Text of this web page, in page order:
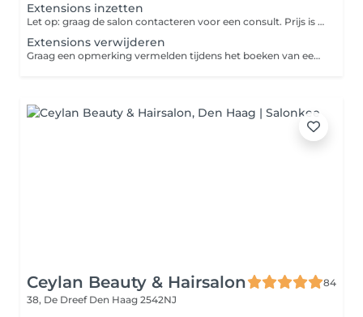
Extensions inzetten
Let op: graag de salon contacteren voor een consult. Prijs is volledig afhankelijk van lengte, hoeveelheid/gram, kleur en type extensions. Prijs indicatie wordt gegevens na consult en moet worden beschouwd als indicatie. Graag een opmerking vermelden tijdens het boeken van een afspraak om hoeveel stuks extensions het gaat. Algemene informatie: Nieuwe set extensions hebben wij een prijslijst voor. Verwijderen van extensions kost €0,50 per stuk. Verwijderen en inzetten van ons eigen merk kost €2,00 per stuk. Verwijderen en inzetten van haar wat u ergens anders gekocht heeft kost €2,50 per stuk.
Extensions verwijderen
Graag een opmerking vermelden tijdens het boeken van een afspraak om hoeveel stuks extensions het gaat. Algemene informatie: Nieuwe set extensions hebben wij een prijslijst voor. Verwijderen van extensions kost €0,50 per stuk. Verwijderen en inzetten van ons eigen merk kost €2,00 per stuk. Verwijderen en inzetten van haar wat u ergens anders gekocht heeft kost €2,50 per stuk.
Ceylan Beauty & Hairsalon
84
38, De Dreef Den Haag 2542NJ